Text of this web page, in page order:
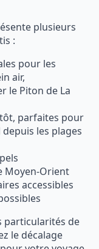
plusieurs
:
pour les
air,
le Piton de La
parfaites pour
les plages
Moyen-Orient
accessibles
particularités de
le décalage